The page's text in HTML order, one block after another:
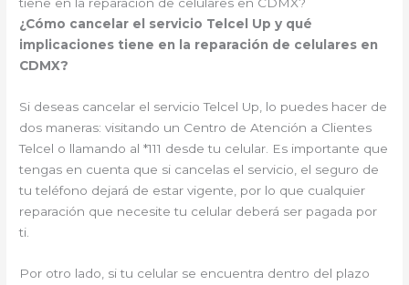
¿Cómo cancelar el servicio Telcel Up y qué
implicaciones tiene en la reparación de celulares en
CDMX?
Si deseas cancelar el servicio Telcel Up, lo puedes hacer de
dos maneras: visitando un Centro de Atención a Clientes
Telcel o llamando al *111 desde tu celular. Es importante que
tengas en cuenta que si cancelas el servicio, el seguro de
tu teléfono dejará de estar vigente, por lo que cualquier
reparación que necesite tu celular deberá ser pagada por
ti.
Por otro lado, si tu celular se encuentra dentro del plazo